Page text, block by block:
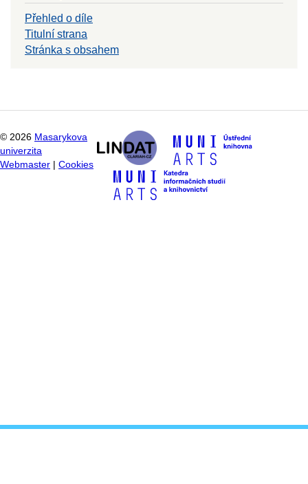
Přehled o díle
Titulní strana
Stránka s obsahem
© 2026 Masarykova
univerzita
Webmaster
Cookies